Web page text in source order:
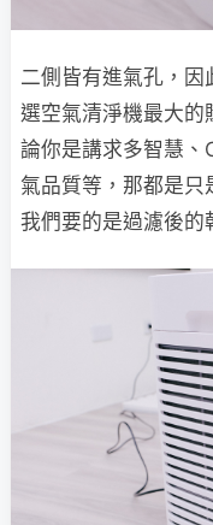
二側皆有進氣孔，
選空氣清淨機最大的
論你是講求多智慧、
氣品質等，那都是只
我們要的是過濾後的